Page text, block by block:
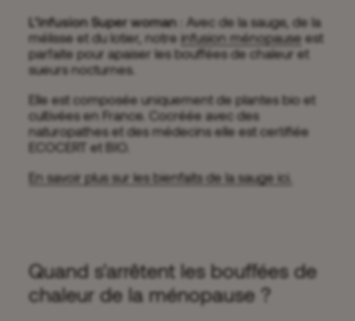
L’infusion Super woman : Avec de la sauge, de la
mélisse et du lotier, notre infusion ménopause est
parfaite pour apaiser les bouffées de chaleur et
sueurs nocturnes.
Elle est composée uniquement de plantes bio et
cultivées en France. Cocréée avec des
naturopathes et des médecins elle est certifiée
ECOCERT et BIO.
En savoir plus sur les bienfaits de la sauge ici.
Quand s'arrêtent les bouffées de
chaleur de la ménopause ?